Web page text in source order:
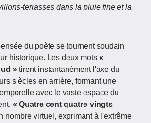
terrasses dans la pluie fine et la
du poète se tournent soudain
historique. Les deux mots «
» tirent instantanément l'axe du
siècles en arrière, formant une
avec le vaste espace du
« Quatre cent quatre-vingts
nombre virtuel, exprimant à l'extrême